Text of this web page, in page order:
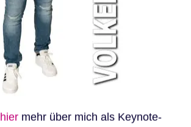
hiermehr über mich als Keynote-